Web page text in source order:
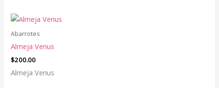
Abarrotes
Almeja Venus
$200.00
Almeja Venus